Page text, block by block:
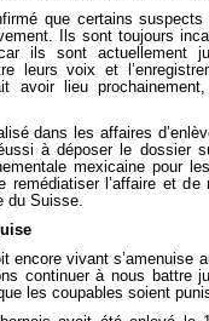
que certains suspects
Ils sont toujours
ils sont actuellement
leurs voix et
avoir lieu
dans les affaires
à déposer le dossier
mexicaine pour
remédiatiser l’affaire et
du Suisse.
encore vivant
continuer à nous battre
les coupables soient